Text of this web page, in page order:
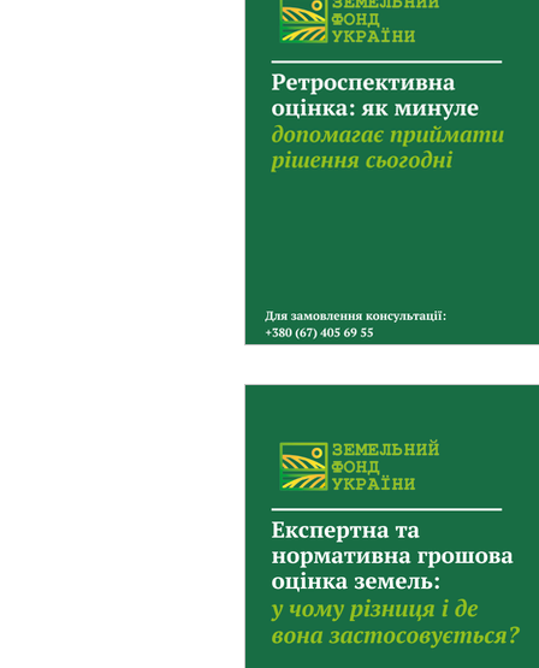
Фермерське
Новини земельного
Сервітут Державна
Загальні правові питання